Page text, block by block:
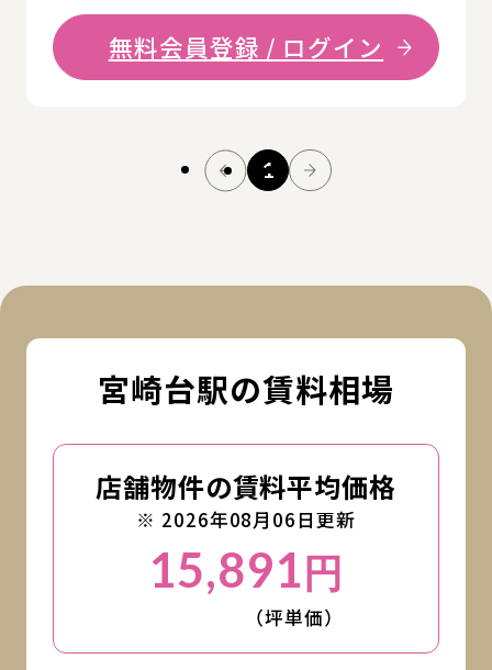
無料会員登録 / ログイン
1
宮崎台駅の賃料相場
店舗物件の賃料平均価格
※ 2026年08月06日更新
15,891円
（坪単価）